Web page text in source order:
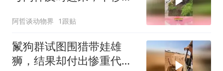
阿哲谈动物界 1跟贴
鬣狗群试图围猎带娃雄
狮，结果却付出惨重代